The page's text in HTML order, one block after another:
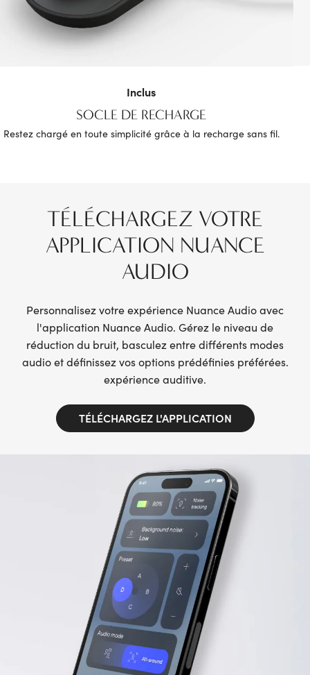
Inclus
SOCLE DE RECHARGE
Restez chargé en toute simplicité grâce à la recharge sans fil.
TÉLÉCHARGEZ VOTRE
APPLICATION NUANCE
AUDIO
Personnalisez votre expérience Nuance Audio avec
l'application Nuance Audio. Gérez le niveau de
réduction du bruit, basculez entre différents modes
audio et définissez vos options prédéfinies préférées.
expérience auditive.
TÉLÉCHARGEZ L'APPLICATION